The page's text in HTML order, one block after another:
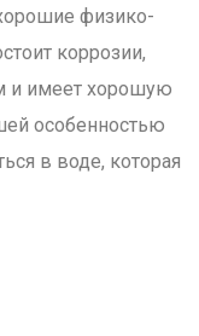
физико-
коррозии,
и имеет хорошую
особенностью
в воде, которая